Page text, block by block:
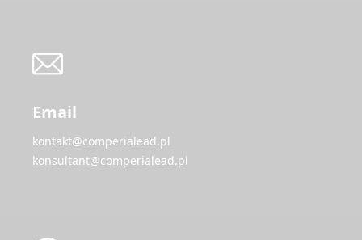
Email
kontakt@comperialead.pl
konsultant@comperialead.pl